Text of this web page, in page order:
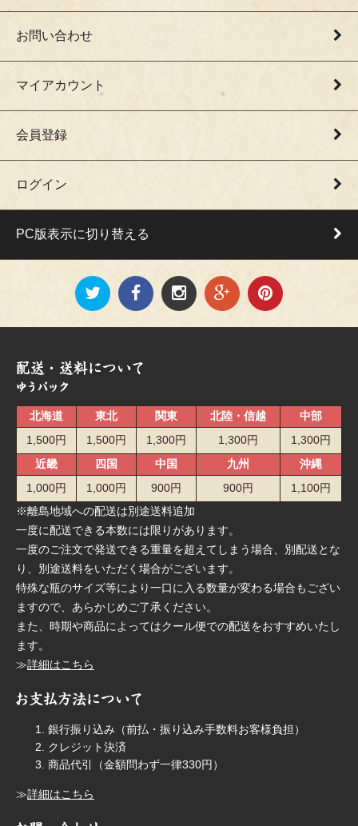
お問い合わせ
マイアカウント
会員登録
ログイン
PC版表示に切り替える
北海道 東北 関東 北陸・信越
中部
1,500円
1,500円 1,300円 1,300円
1,300円
近畿
四国 中国 九州
沖縄
1,000円
1,000円 900円 900円
1,100円
※離島地域への配送は別途送料追加
一度に配送できる本数には限りがあります。
一度のご注文で発送できる重量を超えてしまう場合、別配送とな
り、別途送料をいただく場合がございます。
特殊な瓶のサイズ等により一口に入る数量が変わる場合もござい
ますので、あらかじめご了承ください。
また、時期や商品によってはクール便での配送をおすすめいたし
ます。
≫詳細はこちら
銀行振り込み（前払・振り込み手数料お客様負担）
クレジット決済
商品代引（金額問わず一律330円）
≫詳細はこちら